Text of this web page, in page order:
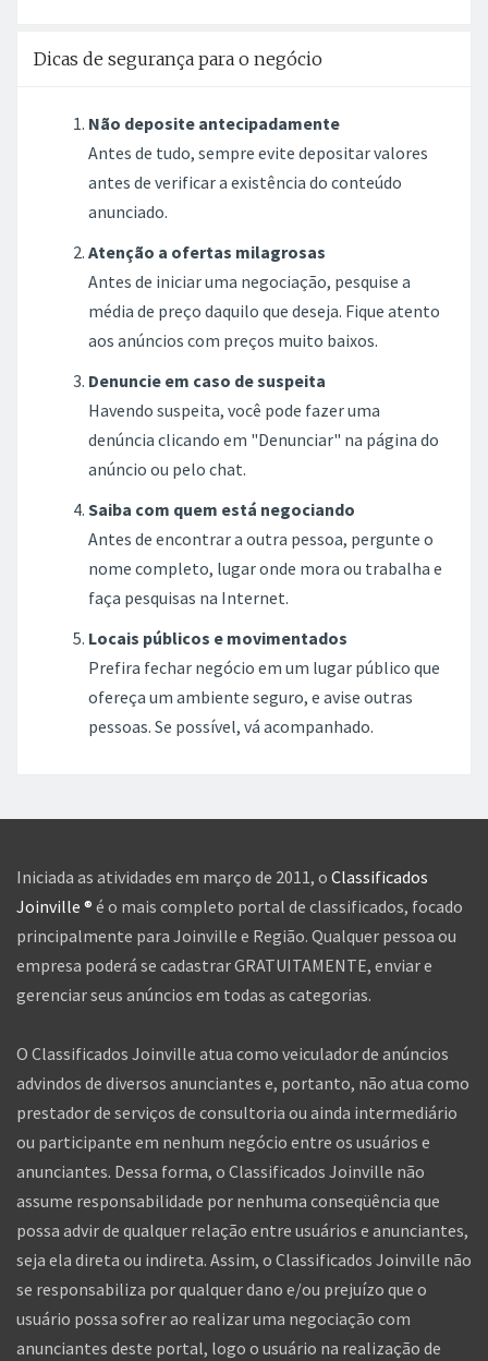
Dicas de segurança para o negócio
Não deposite antecipadamente
Antes de tudo, sempre evite depositar valores
antes de verificar a existência do conteúdo
anunciado.
Atenção a ofertas milagrosas
Antes de iniciar uma negociação, pesquise a
média de preço daquilo que deseja. Fique atento
aos anúncios com preços muito baixos.
Denuncie em caso de suspeita
Havendo suspeita, você pode fazer uma
denúncia clicando em "Denunciar" na página do
anúncio ou pelo chat.
Saiba com quem está negociando
Antes de encontrar a outra pessoa, pergunte o
nome completo, lugar onde mora ou trabalha e
faça pesquisas na Internet.
Locais públicos e movimentados
Prefira fechar negócio em um lugar público que
ofereça um ambiente seguro, e avise outras
pessoas. Se possível, vá acompanhado.
Iniciada as atividades em março de 2011, o Classificados
Joinville ® é o mais completo portal de classificados, focado
principalmente para Joinville e Região. Qualquer pessoa ou
empresa poderá se cadastrar GRATUITAMENTE, enviar e
gerenciar seus anúncios em todas as categorias.
O Classificados Joinville atua como veiculador de anúncios
advindos de diversos anunciantes e, portanto, não atua como
prestador de serviços de consultoria ou ainda intermediário
ou participante em nenhum negócio entre os usuários e
anunciantes. Dessa forma, o Classificados Joinville não
assume responsabilidade por nenhuma conseqüência que
possa advir de qualquer relação entre usuários e anunciantes,
seja ela direta ou indireta. Assim, o Classificados Joinville não
se responsabiliza por qualquer dano e/ou prejuízo que o
usuário possa sofrer ao realizar uma negociação com
anunciantes deste portal, logo o usuário na realização de